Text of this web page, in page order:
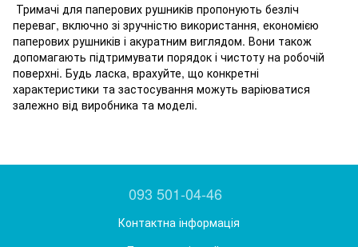
Тримачі для паперових рушників пропонують безліч
переваг, включно зі зручністю використання, економією
паперових рушників і акуратним виглядом. Вони також
допомагають підтримувати порядок і чистоту на робочій
поверхні. Будь ласка, врахуйте, що конкретні
характеристики та застосування можуть варіюватися
залежно від виробника та моделі.
093 501-04-46
Контактна інформація